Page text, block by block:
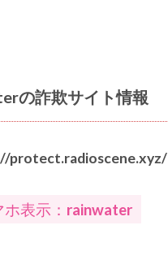
の詐欺サイト情報
protect.radioscene.xyz/
ホ表示： rainwater